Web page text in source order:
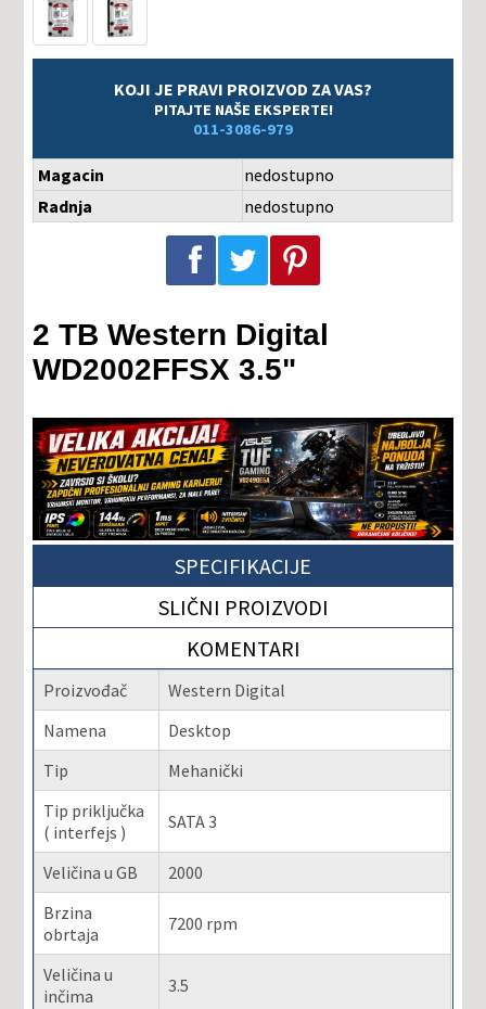
KOJI JE PRAVI PROIZVOD ZA VAS?
PITAJTE NAŠE EKSPERTE!
011-3086-979
Magacin
nedostupno
Radnja
nedostupno
Podeli na Facebook-u Podeli na Twitter-u Podeli na Pinterest-u
2 TB Western Digital
WD2002FFSX 3.5"
SPECIFIKACIJE
SLIČNI PROIZVODI
KOMENTARI
Proizvođač
Western Digital
Namena
Desktop
Tip
Mehanički
Tip priključka
( interfejs )
SATA 3
Veličina u GB
2000
Brzina
obrtaja
7200 rpm
Veličina u
inčima
3.5